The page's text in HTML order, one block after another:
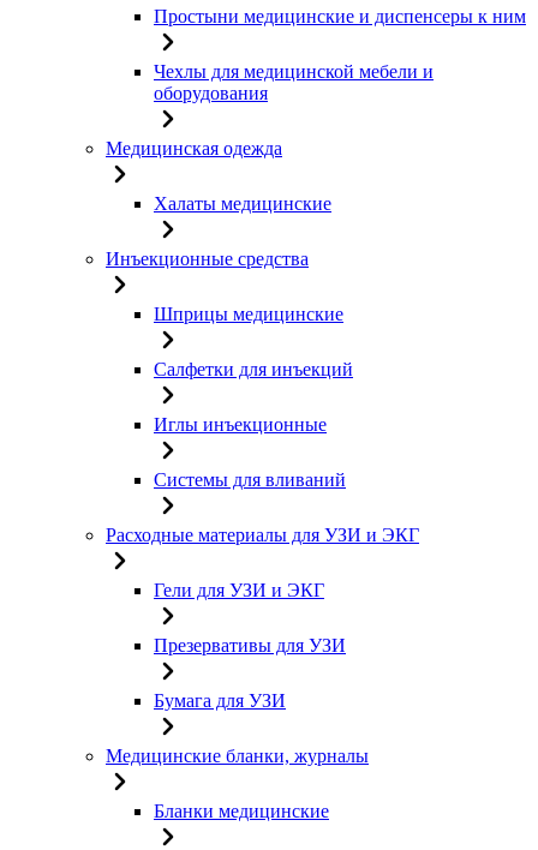
Простыни медицинские и диспенсеры к ним
Чехлы для медицинской мебели и
оборудования
Медицинская одежда
Халаты медицинские
Инъекционные средства
Шприцы медицинские
Салфетки для инъекций
Иглы инъекционные
Системы для вливаний
Расходные материалы для УЗИ и ЭКГ
Гели для УЗИ и ЭКГ
Презервативы для УЗИ
Бумага для УЗИ
Медицинские бланки, журналы
Бланки медицинские